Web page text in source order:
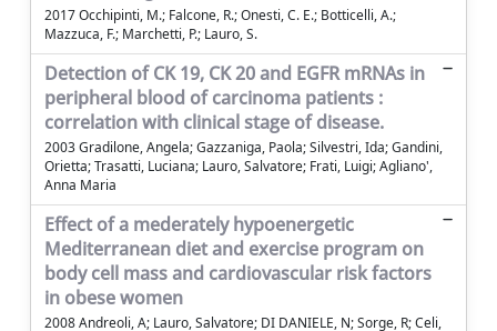
2017 Occhipinti, M.; Falcone, R.; Onesti, C. E.; Botticelli, A.;
Mazzuca, F.; Marchetti, P.; Lauro, S.
Detection of CK 19, CK 20 and EGFR mRNAs in
peripheral blood of carcinoma patients :
correlation with clinical stage of disease.
2003 Gradilone, Angela; Gazzaniga, Paola; Silvestri, Ida; Gandini,
Orietta; Trasatti, Luciana; Lauro, Salvatore; Frati, Luigi; Agliano',
Anna Maria
Effect of a mederately hypoenergetic
Mediterranean diet and exercise program on
body cell mass and cardiovascular risk factors
in obese women
2008 Andreoli, A; Lauro, Salvatore; DI DANIELE, N; Sorge, R; Celi,